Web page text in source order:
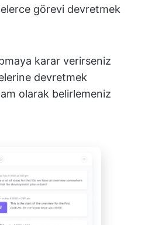
görevi devretmek
karar verirseniz
devretmek
olarak belirlemeniz